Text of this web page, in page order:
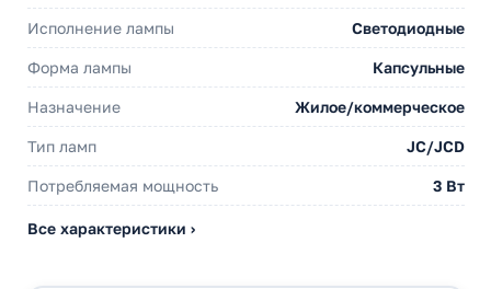
Исполнение лампы Светодиодные
Форма лампы Капсульные
Назначение Жилое/коммерческое
Тип ламп JC/JCD
Потребляемая мощность 3 Вт
Все характеристики ›